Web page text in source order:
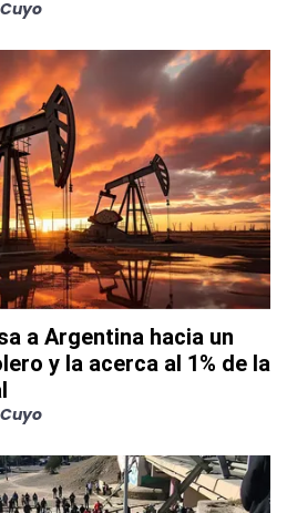
a Argentina hacia un
y la acerca al 1% de la